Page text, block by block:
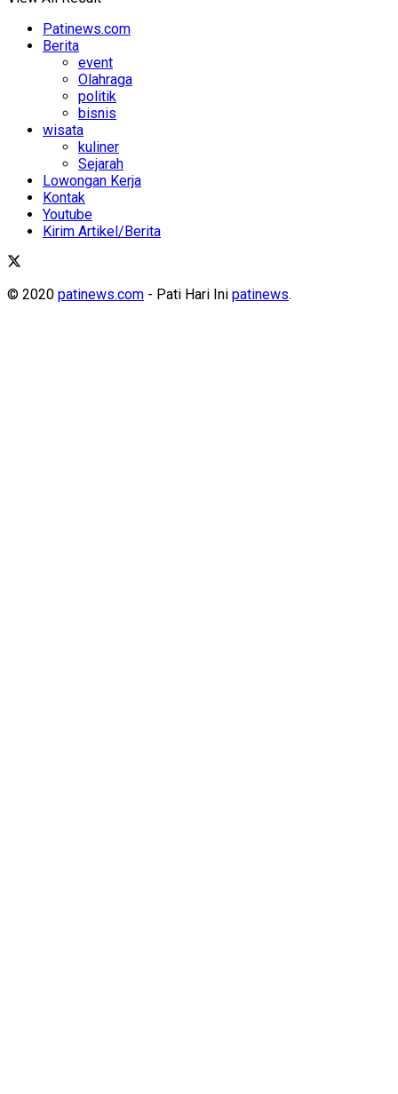
Patinews.com
Berita
event
Olahraga
politik
bisnis
wisata
kuliner
Sejarah
Lowongan Kerja
Kontak
Youtube
Kirim Artikel/Berita
© 2020 patinews.com - Pati Hari Ini patinews.